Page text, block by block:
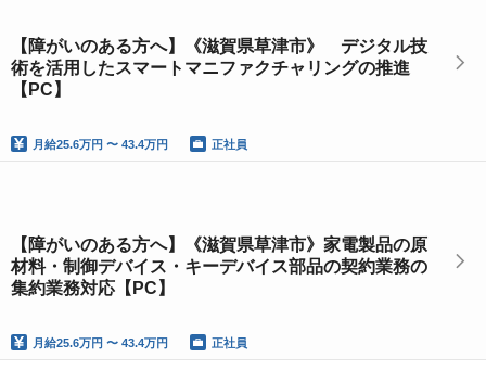
【障がいのある方へ】《滋賀県草津市》 デジタル技
術を活用したスマートマニファクチャリングの推進
【PC】
月給25.6万円 〜 43.4万円 正社員
【障がいのある方へ】《滋賀県草津市》家電製品の原
材料・制御デバイス・キーデバイス部品の契約業務の
集約業務対応【PC】
月給25.6万円 〜 43.4万円 正社員